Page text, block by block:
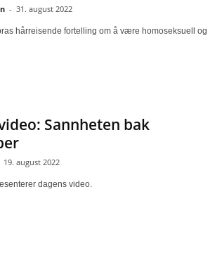
- 31. august 2022
hårreisende fortelling om å være homoseksuell og
Sannheten bak
19. august 2022
dagens video.